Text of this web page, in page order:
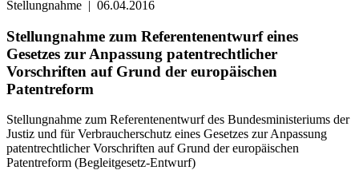
Stellungnahme | 06.04.2016
Stellungnahme zum Referentenentwurf eines
Gesetzes zur Anpassung patentrechtlicher
Vorschriften auf Grund der europäischen
Patentreform
Stellungnahme zum Referentenentwurf des Bundesministeriums der
Justiz und für Verbraucherschutz eines Gesetzes zur Anpassung
patentrechtlicher Vorschriften auf Grund der europäischen
Patentreform (Begleitgesetz-Entwurf)